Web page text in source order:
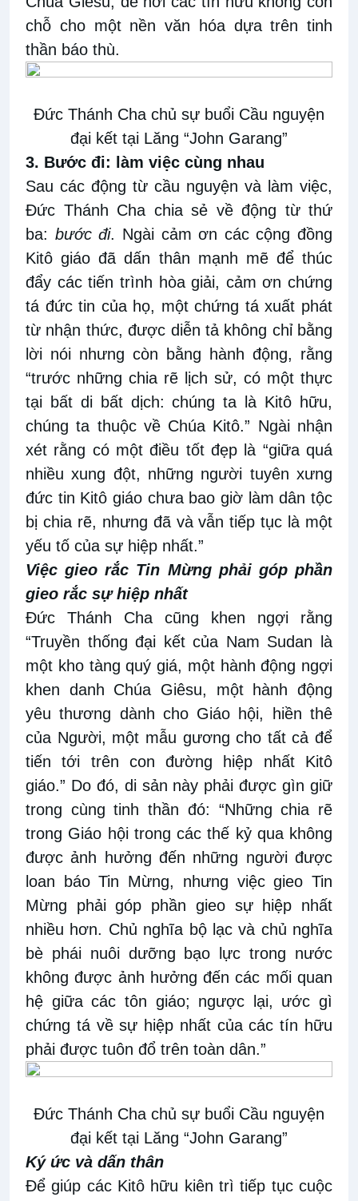
chỗ cho một nền văn hóa dựa trên tinh
thần báo thù.
Đức Thánh Cha chủ sự buổi Cầu nguyện
đại kết tại Lăng “John Garang”
3. Bước đi: làm việc cùng nhau
Sau các động từ cầu nguyện và làm việc,
Đức Thánh Cha chia sẻ về động từ thứ
ba: bước đi. Ngài cảm ơn các cộng đồng
Kitô giáo đã dấn thân mạnh mẽ để thúc
đẩy các tiến trình hòa giải, cảm ơn chứng
tá đức tin của họ, một chứng tá xuất phát
từ nhận thức, được diễn tả không chỉ bằng
lời nói nhưng còn bằng hành động, rằng
“trước những chia rẽ lịch sử, có một thực
tại bất di bất dịch: chúng ta là Kitô hữu,
chúng ta thuộc về Chúa Kitô.” Ngài nhận
xét rằng có một điều tốt đẹp là “giữa quá
nhiều xung đột, những người tuyên xưng
đức tin Kitô giáo chưa bao giờ làm dân tộc
bị chia rẽ, nhưng đã và vẫn tiếp tục là một
yếu tố của sự hiệp nhất.”
Việc gieo rắc Tin Mừng phải góp phần
gieo rắc sự hiệp nhất
Đức Thánh Cha cũng khen ngợi rằng
“Truyền thống đại kết của Nam Sudan là
một kho tàng quý giá, một hành động ngợi
khen danh Chúa Giêsu, một hành động
yêu thương dành cho Giáo hội, hiền thê
của Người, một mẫu gương cho tất cả để
tiến tới trên con đường hiệp nhất Kitô
giáo.” Do đó, di sản này phải được gìn giữ
trong cùng tinh thần đó: “Những chia rẽ
trong Giáo hội trong các thế kỷ qua không
được ảnh hưởng đến những người được
loan báo Tin Mừng, nhưng việc gieo Tin
Mừng phải góp phần gieo sự hiệp nhất
nhiều hơn. Chủ nghĩa bộ lạc và chủ nghĩa
bè phái nuôi dưỡng bạo lực trong nước
không được ảnh hưởng đến các mối quan
hệ giữa các tôn giáo; ngược lại, ước gì
chứng tá về sự hiệp nhất của các tín hữu
phải được tuôn đổ trên toàn dân.”
Đức Thánh Cha chủ sự buổi Cầu nguyện
đại kết tại Lăng “John Garang”
Ký ức và dấn thân
Để giúp các Kitô hữu kiên trì tiếp tục cuộc